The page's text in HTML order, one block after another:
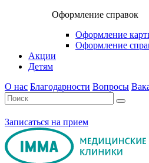
Оформление справок
Оформление
Оформление
Акции
Детям
О нас Благодарности Вопросы
Записаться на прием